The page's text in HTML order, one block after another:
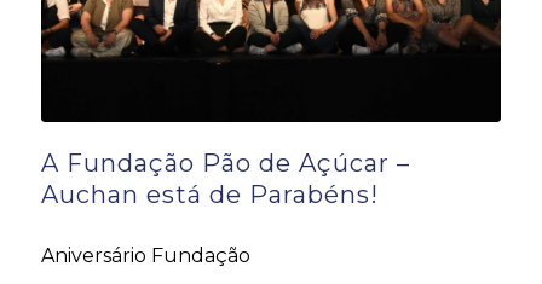
A Fundação Pão de Açúcar –
Auchan está de Parabéns!
Aniversário Fundação